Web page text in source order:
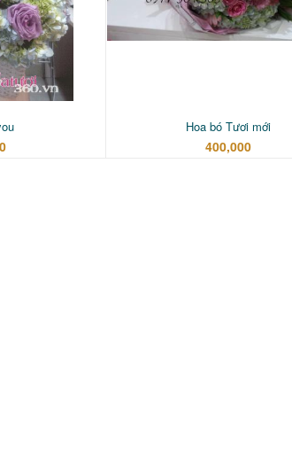
Hoa bó Tươi mới
400,000